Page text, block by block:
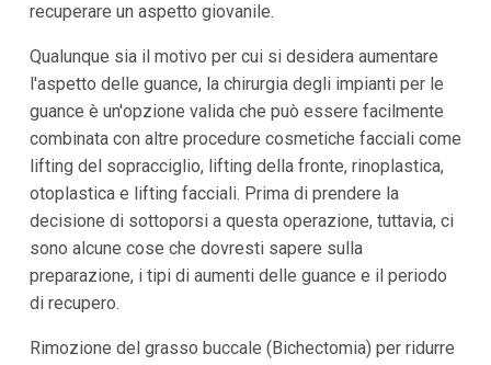
recuperare un aspetto giovanile.
Qualunque sia il motivo per cui si desidera aumentare
l'aspetto delle guance, la chirurgia degli impianti per le
guance è un'opzione valida che può essere facilmente
combinata con altre procedure cosmetiche facciali come
lifting del sopracciglio, lifting della fronte, rinoplastica,
otoplastica e lifting facciali. Prima di prendere la
decisione di sottoporsi a questa operazione, tuttavia, ci
sono alcune cose che dovresti sapere sulla
preparazione, i tipi di aumenti delle guance e il periodo
di recupero.
Rimozione del grasso buccale (Bichectomia) per ridurre